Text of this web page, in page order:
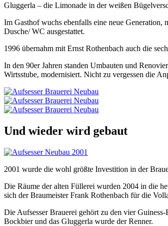
Gluggerla – die Limonade in der weißen
Im Gasthof wuchs ebenfalls eine neue
Dusche/ WC ausgestattet.
1996 übernahm mit Ernst Rothenbach auch die
In den 90er Jahren standen Umbauten und
Wirtsstube, modernisiert. Nicht zu vergessen die
Und wieder wird gebaut
2001 wurde die wohl größte Investition in der
Die Räume der alten Füllerei wurden 2004 in die
sich der Braumeister Frank Rothenbach für die
Die Aufsesser Brauerei gehört zu den vier
Bockbier und das Gluggerla wurde der Renner.